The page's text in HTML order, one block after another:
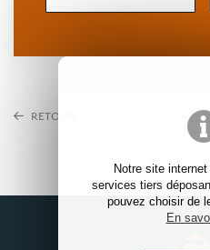
Notre site
services tiers
pouvez choisir de
En
RETOUR